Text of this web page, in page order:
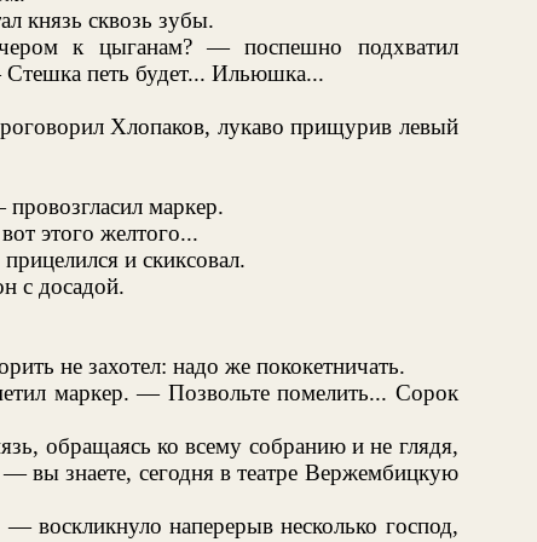
князь сквозь зубы.
к цыганам? — поспешно подхватил
петь будет... Ильюшка...
Хлопаков, лукаво прищурив левый
маркер.
этого желтого...
и скиксовал.
с досадой.
не захотел: надо же пококетничать.
маркер. — Позвольте помелить... Сорок
обращаясь ко всему собранию и не глядя,
вы знаете, сегодня в театре Вержембицкую
воскликнуло наперерыв несколько господ,